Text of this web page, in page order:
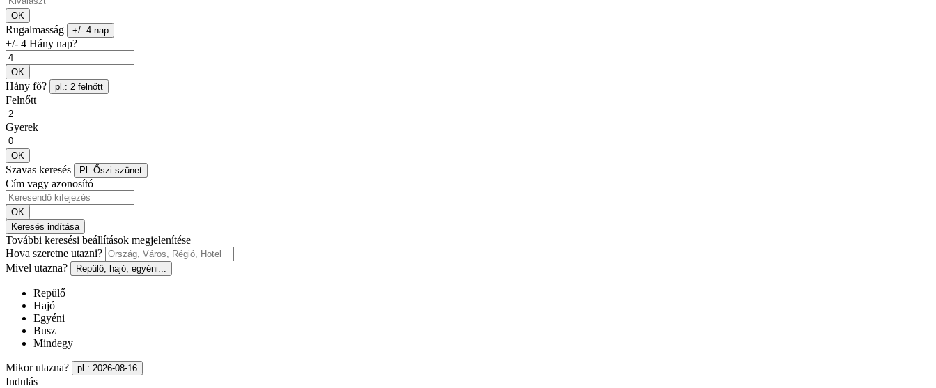
OK
Rugalmasság +/- 4 nap
+/- 4 Hány nap?
OK
Hány fő? pl.: 2 felnőtt
Felnőtt
Gyerek
OK
Szavas keresés Pl: Őszi szünet
Cím vagy azonosító
OK
Keresés indítása
További keresési beállítások megjelenítése
Hova szeretne utazni?
Mivel utazna?
Repülő, hajó, egyéni...
Repülő
Hajó
Egyéni
Busz
Mindegy
Mikor utazna? pl.: 2026-08-16
Indulás